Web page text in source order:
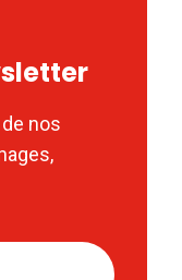
nos